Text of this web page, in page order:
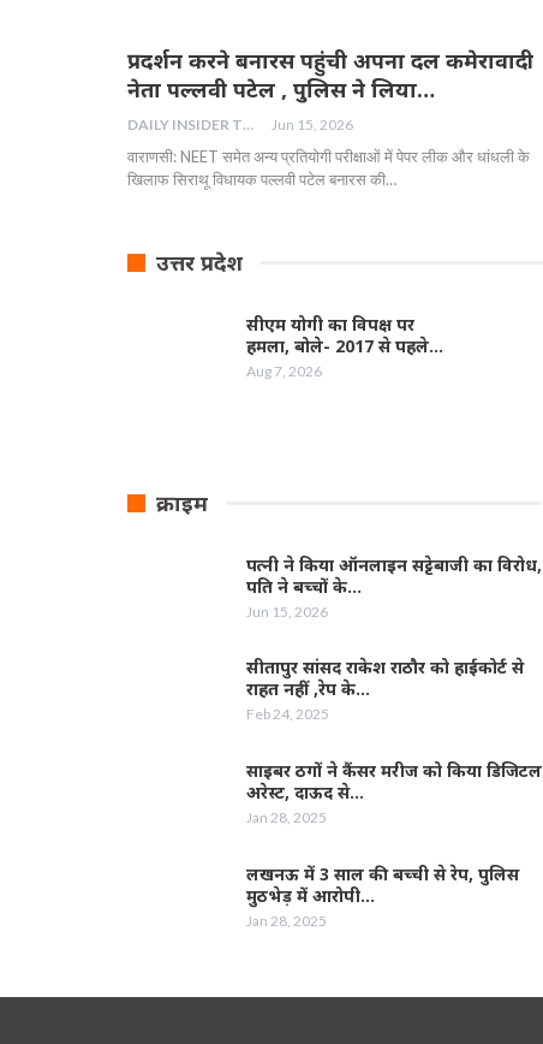
प्रदर्शन करने बनारस पहुंची अपना दल कमेरावादी
नेता पल्लवी पटेल , पुलिस ने लिया…
DAILY INSIDER TEAM Jun 15, 2026
वाराणसी: NEET समेत अन्य प्रतियोगी परीक्षाओं में पेपर लीक और धांधली के
खिलाफ सिराथू विधायक पल्लवी पटेल बनारस की…
उत्तर प्रदेश
सीएम योगी का विपक्ष पर
हमला, बोले- 2017 से पहले…
Aug 7, 2026
क्राइम
पत्नी ने किया ऑनलाइन सट्टेबाजी का विरोध,
पति ने बच्चों के…
Jun 15, 2026
सीतापुर सांसद राकेश राठौर को हाईकोर्ट से
राहत नहीं ,रेप के…
Feb 24, 2025
साइबर ठगों ने कैंसर मरीज को किया डिजिटल
अरेस्ट, दाऊद से…
Jan 28, 2025
लखनऊ में 3 साल की बच्ची से रेप, पुलिस
मुठभेड़ में आरोपी…
Jan 28, 2025